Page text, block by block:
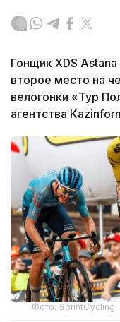
Гонщик XDS
второе место на
велогонки «Тур
агентства
Фото: SprintCycling